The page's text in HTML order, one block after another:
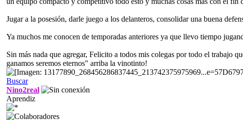
Jugar a la posesión, darle juego a los delanteros, consolidar una buena
Ya muchos me conocen de temporadas anteriores ya que llevo tiempo
Sin más nada que agregar, Felicito a todos mis colegas por todo el trabajo
ganamos seremos eternos" arriba la vinotinto!
Buscar
Nino2real
Aprendiz